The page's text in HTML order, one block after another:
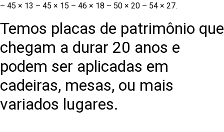
– 45 × 13 – 45 × 15 – 46 × 18 – 50 × 20 – 54 × 27.
Temos placas de patrimônio que
chegam a durar 20 anos e
podem ser aplicadas em
cadeiras, mesas, ou mais
variados lugares.